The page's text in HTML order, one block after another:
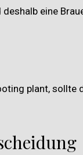
eine
plant, sollte